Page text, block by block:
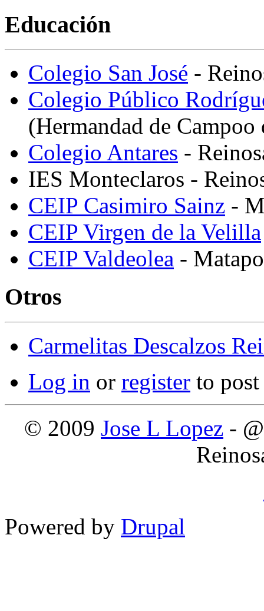
Educación
Colegio San José -
Colegio Público
(Hermandad de Campoo
Colegio Antares -
IES Monteclaros -
CEIP Casimiro Sainz -
CEIP Virgen de la Velilla
CEIP Valdeolea -
Otros
Carmelitas Descalzos
Log in or register to
© 2009 Jose L Lopez -
Powered by Drupal